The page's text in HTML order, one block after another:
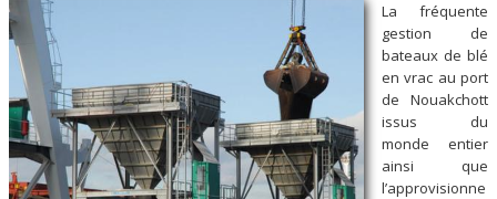
La fréquente
gestion de
bateaux de blé
en vrac au port
de Nouakchott
issus du
monde entier
ainsi que
l’approvisionne